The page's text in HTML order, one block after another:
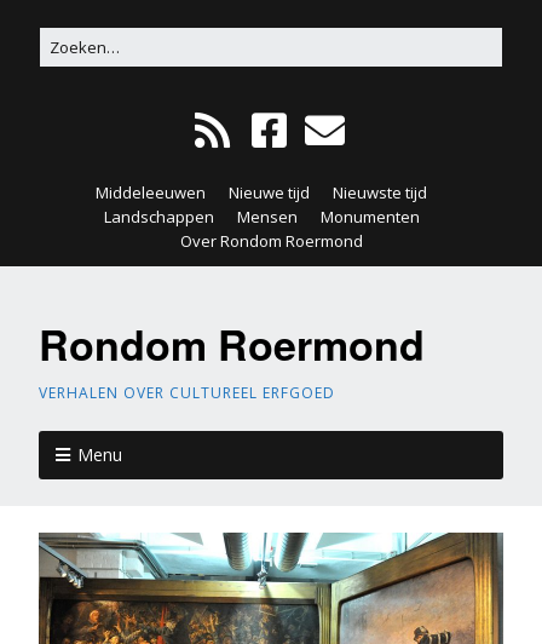
Middeleeuwen Nieuwe tijd
Nieuwste tijd
Landschappen
Mensen
Monumenten
Over Rondom Roermond
Rondom Roermond
VERHALEN OVER CULTUREEL ERFGOED
Menu